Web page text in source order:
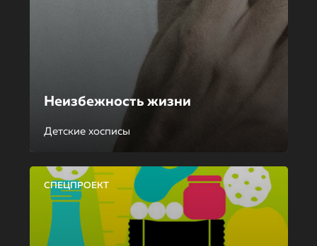
Неизбежность жизни
Детские хосписы
СПЕЦПРОЕКТ